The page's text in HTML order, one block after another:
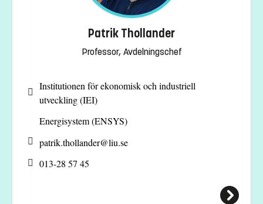
Patrik Thollander
Professor, Avdelningschef
Institutionen för ekonomisk och industriell
utveckling (IEI)
Energisystem (ENSYS)
patrik.thollander@liu.se
013-28 57 45